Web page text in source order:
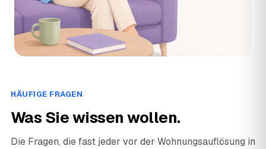
HÄUFIGE FRAGEN
Was Sie wissen wollen.
Die Fragen, die fast jeder vor der Wohnungsauflösung in